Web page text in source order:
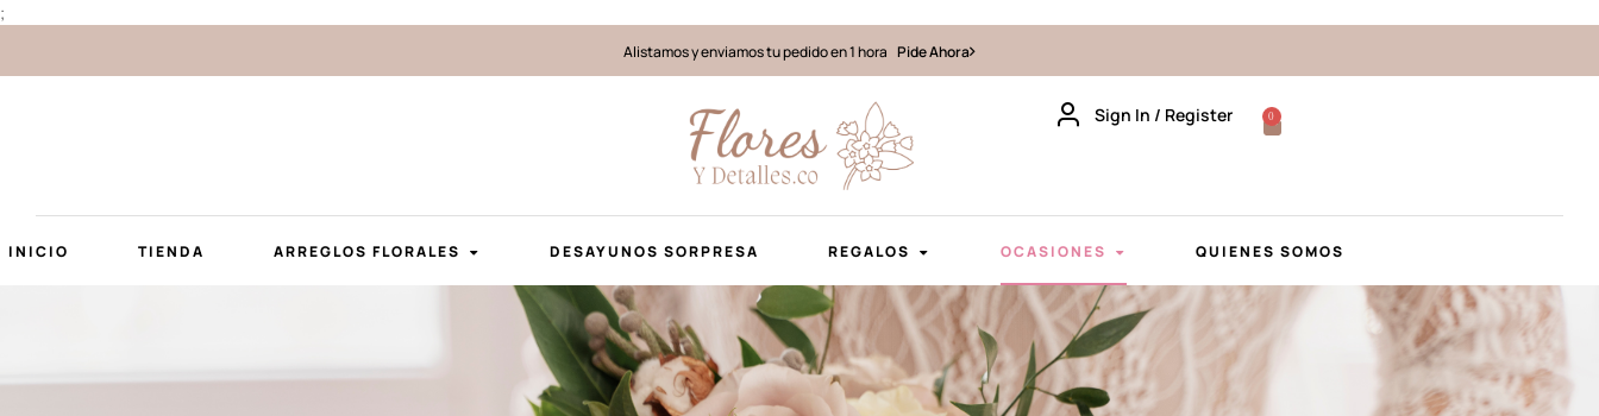
;
Alistamos y enviamos tu pedido en 1 hora Pide Ahora
Sign In / Register 0
INICIO TIENDA ARREGLOS FLORALES DESAYUNOS SORPRESA REGALOS OCASIONES QUIENES SOMOS